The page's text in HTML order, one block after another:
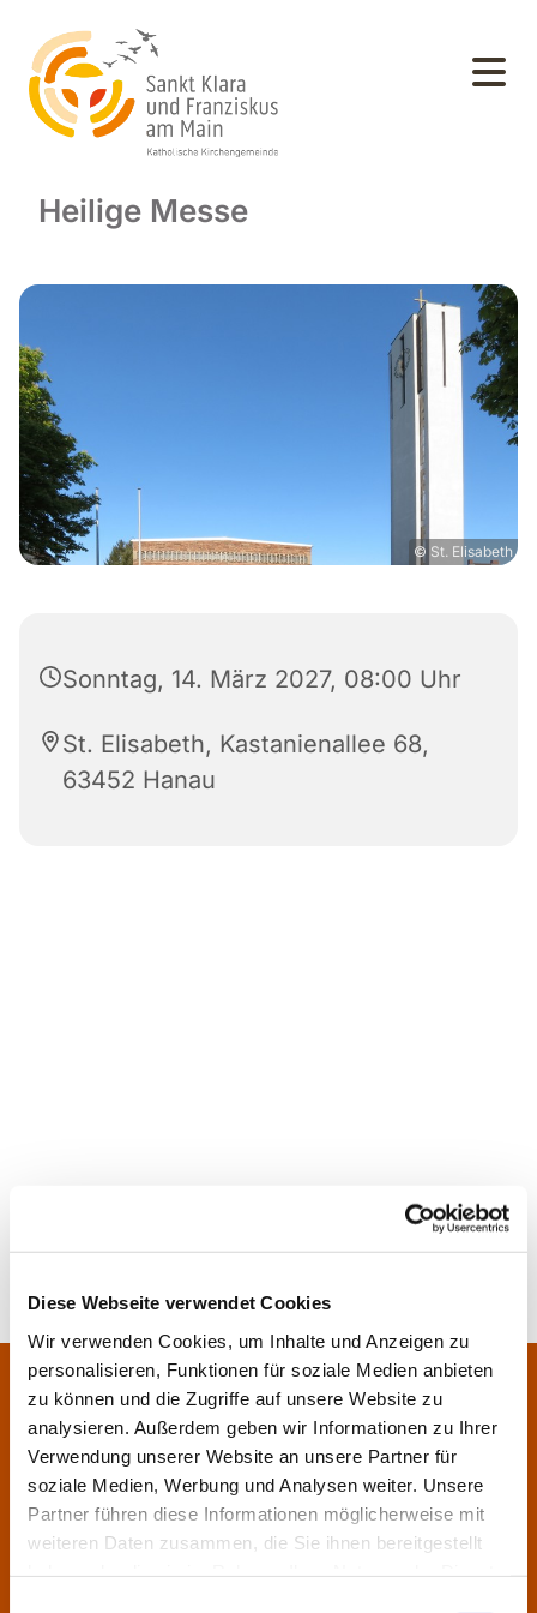
Diese Webseite verwendet Cookies
Wir verwenden Cookies, um Inhalte und Anzeigen zu
personalisieren, Funktionen für soziale Medien anbieten
zu können und die Zugriffe auf unsere Website zu
analysieren. Außerdem geben wir Informationen zu Ihrer
Verwendung unserer Website an unsere Partner für
soziale Medien, Werbung und Analysen weiter. Unsere
Partner führen diese Informationen möglicherweise mit
weiteren Daten zusammen, die Sie ihnen bereitgestellt
Heilige Messe
© St. Elisabeth
Sonntag, 14. März 2027, 08:00 Uhr
St. Elisabeth, Kastanienallee 68,
63452 Hanau
Pfarrei Sankt Klara und Franziskus am Main
Zentrales Pfarrbüro:
Im Bangert 8,63450 Hanau
06181 9230070
pfarrei.klara-franziskus@bistum-fulda.de
Öffnungszeiten:
Montag
geschlossen